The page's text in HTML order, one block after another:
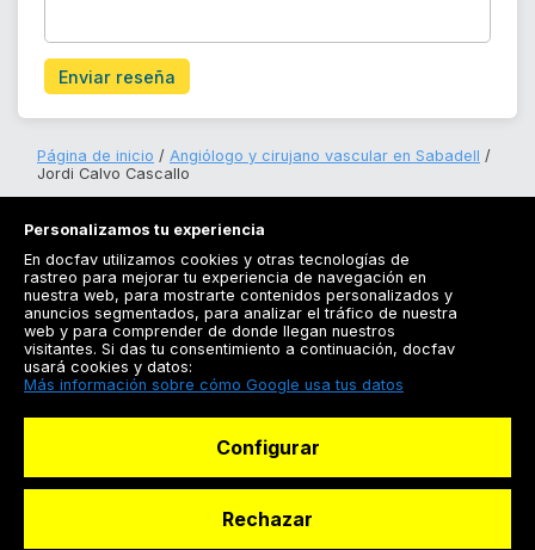
Enviar reseña
Página de inicio
Angiólogo y cirujano vascular en Sabadell
Jordi Calvo Cascallo
Registrarse
Docfav
Personalizamos tu experiencia
En docfav utilizamos cookies y otras tecnologías de
rastreo para mejorar tu experiencia de navegación en
nuestra web, para mostrarte contenidos personalizados y
anuncios segmentados, para analizar el tráfico de nuestra
web y para comprender de donde llegan nuestros
visitantes. Si das tu consentimiento a continuación, docfav
usará cookies y datos:
Más información sobre cómo Google usa tus datos
Configurar
Rechazar